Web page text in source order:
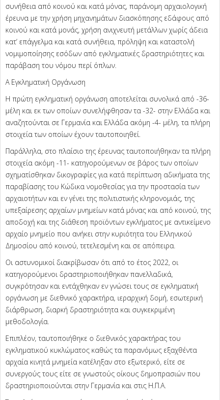
συνήθεια από κοινού και κατά μόνας, παράνομη αρχαιολογική
έρευνα με την χρήση μηχανημάτων διασκόπησης εδάφους από
κοινού και κατά μονάς, χρήση ανιχνευτή μετάλλων χωρίς άδεια
κατ’ επάγγελμα και κατά συνήθεια, πρόληψη και καταστολή
νομιμοποίησης εσόδων από εγκληματικές δραστηριότητες και
παράβαση του νόμου περί όπλων.
Α Εγκληματική Οργάνωση
Η πρώτη εγκληματική οργάνωση αποτελείται συνολικά από -36-
μέλη και εκ των οποίων συνελήφθησαν τα -32- στην Ελλάδα και
αναζητούνται σε Γερμανία και Ελλάδα ακόμη -4- μέλη, τα πλήρη
στοιχεία των οποίων έχουν ταυτοποιηθεί.
Παράλληλα, στο πλαίσιο της έρευνας ταυτοποιήθηκαν τα πλήρη
στοιχεία ακόμη -11- κατηγορούμενων σε βάρος των οποίων
σχηματίσθηκαν δικογραφίες για κατά περίπτωση αδικήματα της
παραβίασης του Κώδικα νομοθεσίας για την προστασία των
αρχαιοτήτων και εν γένει της πολιτιστικής κληρονομιάς, της
υπεξαίρεσης αρχαίων μνημείων κατά μόνας και από κοινού, της
αποδοχή και της διάθεση προϊόντων εγκλήματος με αντικείμενο
αρχαίο μνημείο που ανήκει στην κυριότητα του Ελληνικού
Δημοσίου από κοινού, τετελεσμένη και σε απόπειρα.
Οι αστυνομικοί διακρίβωσαν ότι από το έτος 2022, οι
κατηγορούμενοι δραστηριοποιήθηκαν πανελλαδικά,
συγκρότησαν και εντάχθηκαν εν γνώσει τους σε εγκληματική
οργάνωση με διεθνικό χαρακτήρα, ιεραρχική δομή, εσωτερική
διάρθρωση, διαρκή δραστηριότητα και συγκεκριμένη
μεθοδολογία.
Επιπλέον, ταυτοποιήθηκε ο διεθνικός χαρακτήρας του
εγκληματικού κυκλώματος καθώς τα παρανόμως εξαχθέντα
αρχαία κινητά μνημεία κατέληξαν στο εξωτερικό, είτε σε
συνεργούς τους είτε σε γνωστούς οίκους δημοπρασιών που
δραστηριοποιούνται στην Γερμανία και στις Η.Π.Α.